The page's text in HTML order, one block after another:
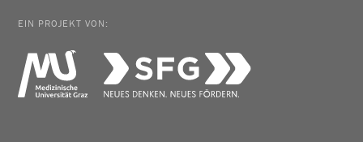
EIN PROJEKT VON: